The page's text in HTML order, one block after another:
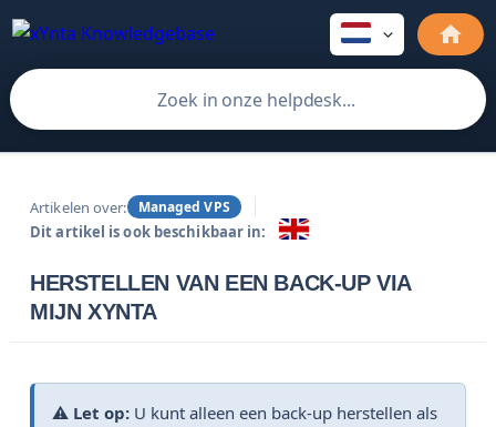
Artikelen over: Managed VPS
Dit artikel is ook beschikbaar in:
HERSTELLEN VAN EEN BACK-UP VIA
MIJN XYNTA
⚠️ Let op: U kunt alleen een back-up herstellen als